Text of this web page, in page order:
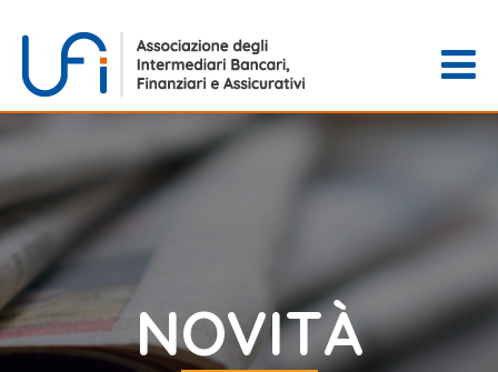
NOVITÀ